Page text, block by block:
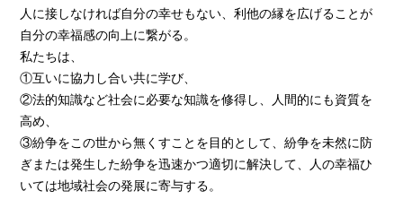
人に接しなければ自分の幸せもない、利他の縁を広げることが
自分の幸福感の向上に繋がる。
私たちは、
①互いに協力し合い共に学び、
②法的知識など社会に必要な知識を修得し、人間的にも資質を
高め、
③紛争をこの世から無くすことを目的として、紛争を未然に防
ぎまたは発生した紛争を迅速かつ適切に解決して、人の幸福ひ
いては地域社会の発展に寄与する。